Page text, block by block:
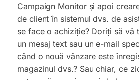
Campaign Monitor și apoi
de client în sistemul dvs. de
se face o achiziție? Doriți să vă
un mesaj text sau un e-mail
când o nouă vânzare este
magazinul dvs.? Sau chiar, ce